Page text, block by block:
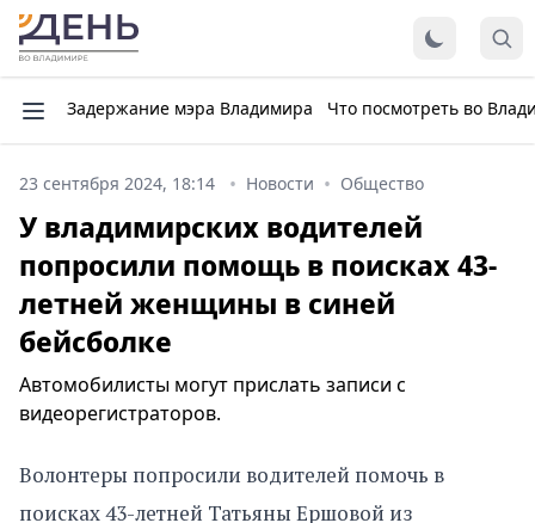
Задержание мэра Владимира Что посмотреть во
23 сентября 2024, 18:14 Новости Общество
У владимирских водителей
попросили помощь в поисках 43-
летней женщины в синей
бейсболке
Автомобилисты могут прислать записи с
видеорегистраторов.
Волонтеры попросили водителей помочь в
поисках 43-летней Татьяны Ершовой из